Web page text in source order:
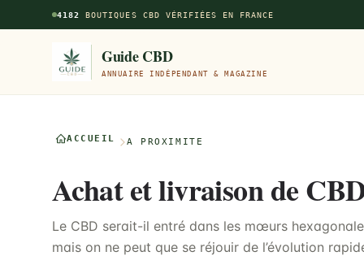
Aller au contenu principal
4182 BOUTIQUES CBD VÉRIFIÉES EN FRANCE
Guide CBD
ANNUAIRE INDÉPENDANT & MAGAZINE
ACCUEIL À PROXIMITÉ
Achat et livraison de
Le CBD serait-il entré dans les mœurs
mais on ne peut que se réjouir de l’évolution